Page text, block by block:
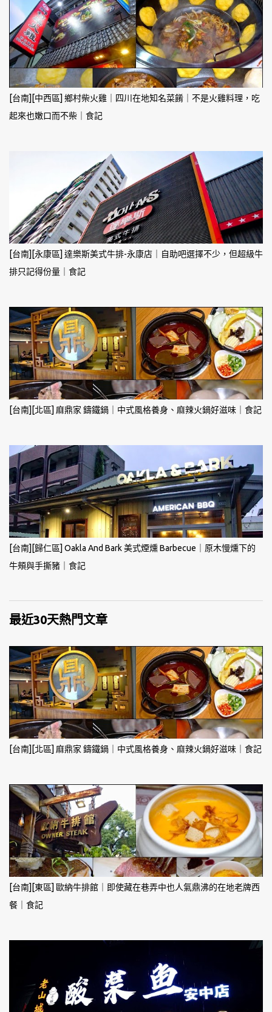
[台南][中西區] 鄉村柴火雞｜四川在地知名菜餚｜不是火雞料理，吃
起來也嫩口而不柴｜食記
[台南][永康區] 達樂斯美式牛排-永康店｜自助吧選擇不少，但超級牛
排只記得份量｜食記
[台南][北區] 麻鼎家 鑄鐵鍋｜中式風格養身、麻辣火鍋好滋味｜食記
[台南][歸仁區] Oakla And Bark 美式煙燻 Barbecue｜原木慢燻下的
牛頰與手撕豬｜食記
最近30天熱門文章
[台南][北區] 麻鼎家 鑄鐵鍋｜中式風格養身、麻辣火鍋好滋味｜食記
[台南][東區] 歐納牛排館｜即使藏在巷弄中也人氣鼎沸的在地老牌西
餐｜食記